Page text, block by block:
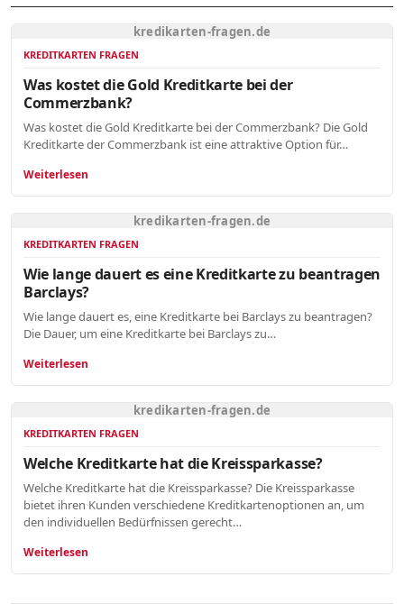
kredikarten-fragen.de
KREDITKARTEN FRAGEN
Was kostet die Gold Kreditkarte bei der
Commerzbank?
Was kostet die Gold Kreditkarte bei der Commerzbank? Die Gold
Kreditkarte der Commerzbank ist eine attraktive Option für…
Weiterlesen
kredikarten-fragen.de
KREDITKARTEN FRAGEN
Wie lange dauert es eine Kreditkarte zu beantragen
Barclays?
Wie lange dauert es, eine Kreditkarte bei Barclays zu beantragen?
Die Dauer, um eine Kreditkarte bei Barclays zu…
Weiterlesen
kredikarten-fragen.de
KREDITKARTEN FRAGEN
Welche Kreditkarte hat die Kreissparkasse?
Welche Kreditkarte hat die Kreissparkasse? Die Kreissparkasse
bietet ihren Kunden verschiedene Kreditkartenoptionen an, um
den individuellen Bedürfnissen gerecht…
Weiterlesen